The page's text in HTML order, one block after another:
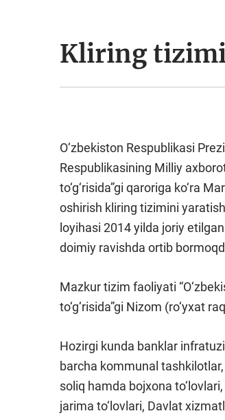
Kliring
O‘zbekiston Respublikasi
Respublikasining Milliy
to‘g‘risida”gi qaroriga ko‘ra
oshirish kliring tizimini
loyihasi 2014 yilda joriy
doimiy ravishda ortib
Mazkur tizim faoliyati
to‘g‘risida”gi Nizom (ro‘yxat
Hozirgi kunda banklar
barcha kommunal tashkilotlar,
soliq hamda bojxona
jarima to‘lovlari, Davlat